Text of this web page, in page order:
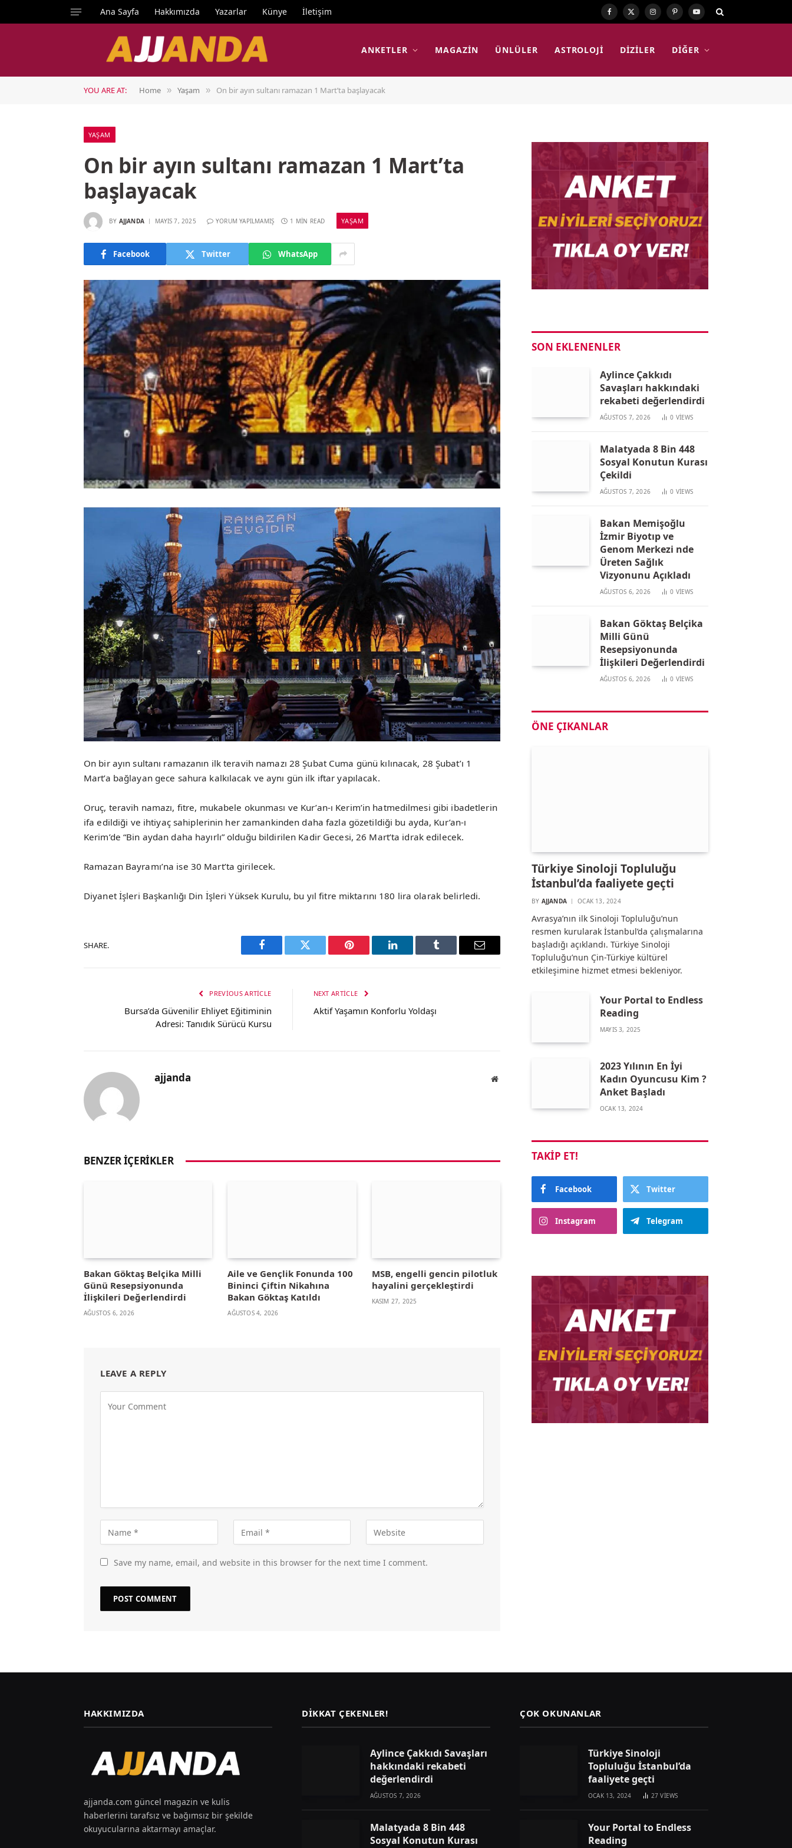
Ana Sayfa Hakkımızda Yazarlar Künye İletişim Facebook
X
Instagram
PinterestYouTube
ANKETLER MAGAZIN ÜNLÜLER ASTROLOJI DIZILER DIĞER
YOU ARE AT: Home » Yaşam » On bir ayın sultanı ramazan 1 Mart’ta başlayacak
YAŞAM
On bir ayın sultanı ramazan 1 Mart’ta
başlayacak
BY AJJANDA MAYIS 7, 2025 YORUM YAPILMAMIŞ 1 MIN READ YAŞAM
Facebook Twitter WhatsApp
On bir ayın sultanı ramazanın ilk teravih namazı 28 Şubat Cuma günü kılınacak, 28 Şubat’ı 1
Mart’a bağlayan gece sahura kalkılacak ve aynı gün ilk iftar yapılacak.
Oruç, teravih namazı, fitre, mukabele okunması ve Kur’an-ı Kerim’in hatmedilmesi gibi ibadetlerin
ifa edildiği ve ihtiyaç sahiplerinin her zamankinden daha fazla gözetildiği bu ayda, Kur’an-ı
Kerim’de “Bin aydan daha hayırlı” olduğu bildirilen Kadir Gecesi, 26 Mart’ta idrak edilecek.
Ramazan Bayramı’na ise 30 Mart’ta girilecek.
Diyanet İşleri Başkanlığı Din İşleri Yüksek Kurulu, bu yıl fitre miktarını 180 lira olarak belirledi.
SHARE.
Facebook Twitter Pinterest LinkedIn Tumblr Email
PREVIOUS ARTICLE
Bursa’da Güvenilir Ehliyet Eğitiminin
Adresi: Tanıdık Sürücü Kursu
NEXT ARTICLE
Aktif Yaşamın Konforlu Yoldaşı
ajjanda Website
BENZER İÇERIKLER
Bakan Göktaş Belçika Milli
Günü Resepsiyonunda
İlişkileri Değerlendirdi
AĞUSTOS 6, 2026
Aile ve Gençlik Fonunda 100
Bininci Çiftin Nikahına
Bakan Göktaş Katıldı
AĞUSTOS 4, 2026
MSB, engelli gencin pilotluk
hayalini gerçekleştirdi
KASIM 27, 2025
LEAVE A REPLY
Save my name, email, and website in this browser for the next time I comment.
SON EKLENENLER
Aylince Çakkıdı
Savaşları hakkındaki
rekabeti değerlendirdi
AĞUSTOS 7, 2026 0 VIEWS
Malatyada 8 Bin 448
Sosyal Konutun Kurası
Çekildi
AĞUSTOS 7, 2026 0 VIEWS
Bakan Memişoğlu
İzmir Biyotıp ve
Genom Merkezi nde
Üreten Sağlık
Vizyonunu Açıkladı
AĞUSTOS 6, 2026 0 VIEWS
Bakan Göktaş Belçika
Milli Günü
Resepsiyonunda
İlişkileri Değerlendirdi
AĞUSTOS 6, 2026 0 VIEWS
ÖNE ÇIKANLAR
Türkiye Sinoloji Topluluğu
İstanbul’da faaliyete geçti
BY AJJANDA OCAK 13, 2024
Avrasya’nın ilk Sinoloji Topluluğu’nun
resmen kurularak İstanbul’da çalışmalarına
başladığı açıklandı. Türkiye Sinoloji
Topluluğu’nun Çin-Türkiye kültürel
etkileşimine hizmet etmesi bekleniyor.
Your Portal to Endless
Reading
MAYIS 3, 2025
2023 Yılının En İyi
Kadın Oyuncusu Kim ?
Anket Başladı
OCAK 13, 2024
TAKIP ET!
Facebook Twitter
Instagram Telegram
HAKKIMIZDA
ajjanda.com güncel magazin ve kulis
haberlerini tarafsız ve bağımsız bir şekilde
okuyucularına aktarmayı amaçlar.
DIKKAT ÇEKENLER!
Aylince Çakkıdı Savaşları
hakkındaki rekabeti
değerlendirdi
AĞUSTOS 7, 2026
Malatyada 8 Bin 448
Sosyal Konutun Kurası
ÇOK OKUNANLAR
Türkiye Sinoloji
Topluluğu İstanbul’da
faaliyete geçti
OCAK 13, 2024 27VIEWS
Your Portal to Endless
Reading